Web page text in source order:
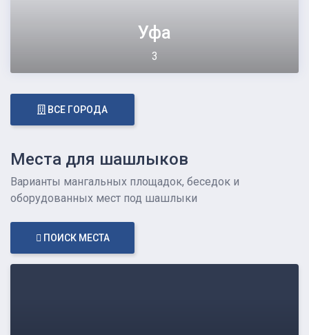
Уфа
3
ВСЕ ГОРОДА
Места для шашлыков
Варианты мангальных площадок, беседок и
оборудованных мест под шашлыки
ПОИСК МЕСТА